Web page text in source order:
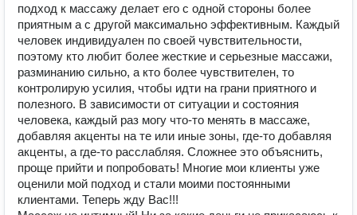
подход к массажу делает его с одной стороны более
приятным а с другой максимально эффективным. Каждый
человек индивидуален по своей чувствительности,
поэтому кто любит более жесткие и серьезные массажи,
разминанию сильно, а кто более чувствителен, то
контролирую усилия, чтобы идти на грани приятного и
полезного. В зависимости от ситуации и состояния
человека, каждый раз могу что-то менять в массаже,
добавляя акценты на те или иные зоны, где-то добавляя
акценты, а где-то расслабляя. Сложнее это объяснить,
проще прийти и попробовать! Многие мои клиенты уже
оценили мой подход и стали моими постоянными
клиентами. Теперь жду Вас!!!